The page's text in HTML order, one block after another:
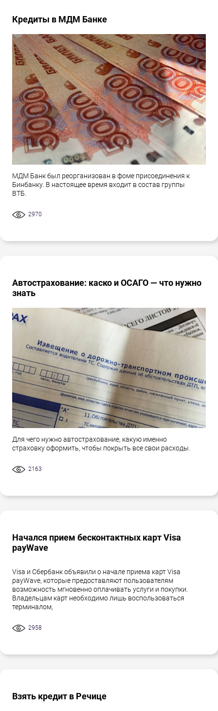
Кредиты в МДМ Банке
МДМ Банк был реорганизован в фоме присоединения к
Бинбанку. В настоящее время входит в состав группы
ВТБ.
2970
Автострахование: каско и ОСАГО — что нужно
знать
Для чего нужно автострахование, какую именно
страховку оформить, чтобы покрыть все свои расходы.
2163
Начался прием бесконтактных карт Visa
payWave
Visa и Сбербанк объявили о начале приема карт Visa
payWave, которые предоставляют пользователям
возможность мгновенно оплачивать услуги и покупки.
Владельцам карт необходимо лишь воспользоваться
терминалом,
2958
Взять кредит в Речице